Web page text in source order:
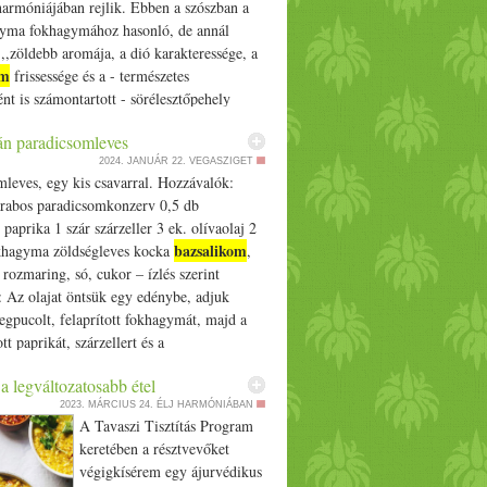
rejlik. Ebben a szószban a
fokhagymához hasonló, de annál
aromája, a dió karakteressége, a
frissessége és a - természetes
is számontartott - sörélesztőpehely
pesto dióval: frissítő tavaszi szósz
szendvicsbe appeared first on Prove.hu.
paradicsomleves
2024. JANUÁR 22. VEGASZIGET
egy kis csavarral. Hozzávalók:
paradicsomkonzerv 0,5 db
1 szár szárzeller 3 ek. olívaolaj 2
zöldségleves kocka bazsalikom,
só, cukor – ízlés szerint
Az olajat öntsük egy edénybe, adjuk
felaprított fokhagymát, majd a
paprikát, szárzellert és a
[…]
legváltozatosabb étel
2023. MÁRCIUS 24. ÉLJ HARMÓNIÁBAN
A Tavaszi Tisztítás Program
keretében a résztvevőket
végigkísérem egy ájurvédikus